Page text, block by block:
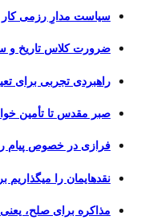
سیاست مدارِ رزمی کار
ضرورت کلاس تاریخ و
راهبردی تجربی برای
صبر مقدس تا تأمین
فرازی در خصوص پیام
نقدهایمان را
مذاکره برای صلح،